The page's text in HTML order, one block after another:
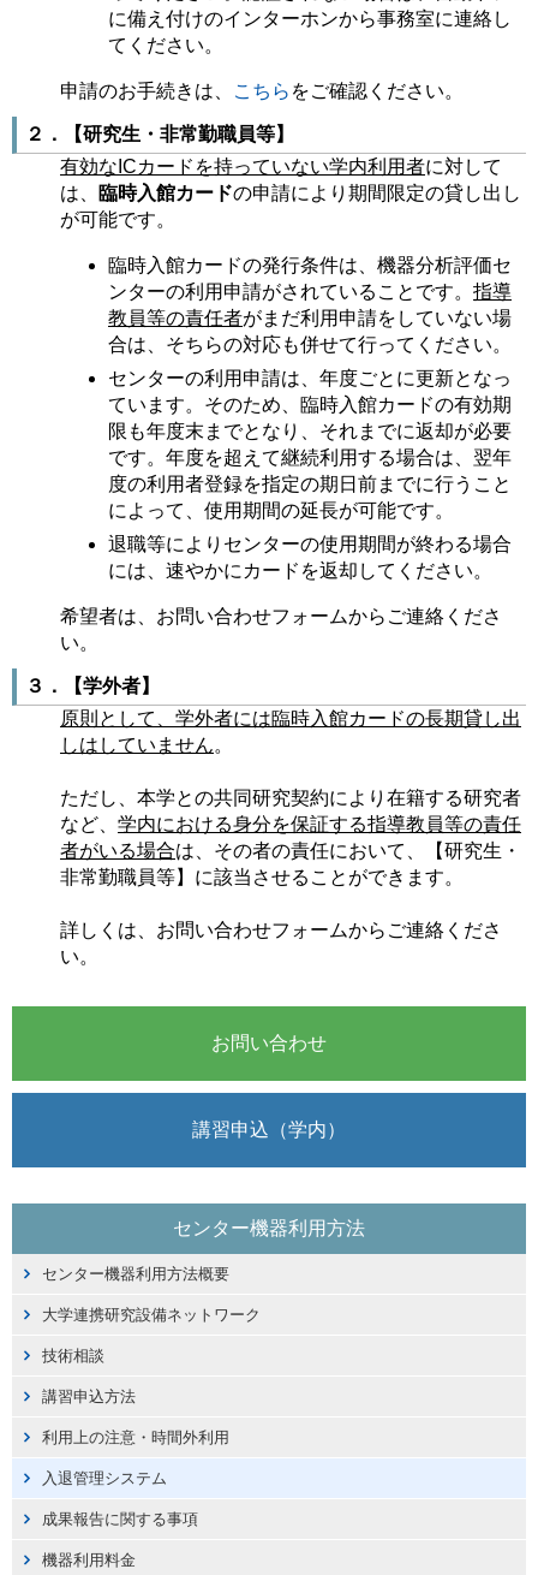
に備え付けのインターホンから事務室に連絡し
てください。
申請のお手続きは、 こちら をご確認ください。
２．【研究生・非常勤職員等】
有効なICカードを持っていない学内利用者に対して
は、
臨時入館カードの申請により期間限定の貸し出し
が可能です。
臨時入館カードの発行条件は、機器分析評価セ
ンターの利用申請がされていることです。 指導
教員等の責任者がまだ利用申請をしていない場
合は、そちらの対応も併せて行ってください。
センターの利用申請は、年度ごとに更新となっ
ています。そのため、臨時入館カードの有効期
限も年度末までとなり、それまでに返却が必要
です。年度を超えて継続利用する場合は、翌年
度の利用者登録を指定の期日前までに行うこと
によって、使用期間の延長が可能です。
退職等によりセンターの使用期間が終わる場合
には、速やかにカードを返却してください。
希望者は、お問い合わせフォームからご連絡くださ
い。
３．【学外者】
原則として、学外者には臨時入館カードの長期貸し出
しはしていません。
ただし、本学との共同研究契約により在籍する研究者
など、 学内における身分を保証する指導教員等の責任
者がいる場合は、その者の責任において、【研究生・
非常勤職員等】に該当させることができます。
詳しくは、お問い合わせフォームからご連絡くださ
い。
お問い合わせ
講習申込（学内）
センター機器利用方法
センター機器利用方法概要
大学連携研究設備ネットワーク
技術相談
講習申込方法
利用上の注意・時間外利用
入退管理システム
成果報告に関する事項
機器利用料金